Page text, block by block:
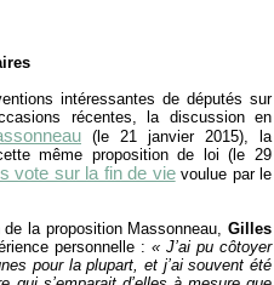
intéressantes de députés sur
récentes, la discussion en
(le 21 janvier 2015), la
même proposition de loi (le 29
vote sur la fin de vievoulue par le
la proposition Massonneau, Gilles
personnelle : « J’ai pu côtoyer
pour la plupart, et j’ai souvent été